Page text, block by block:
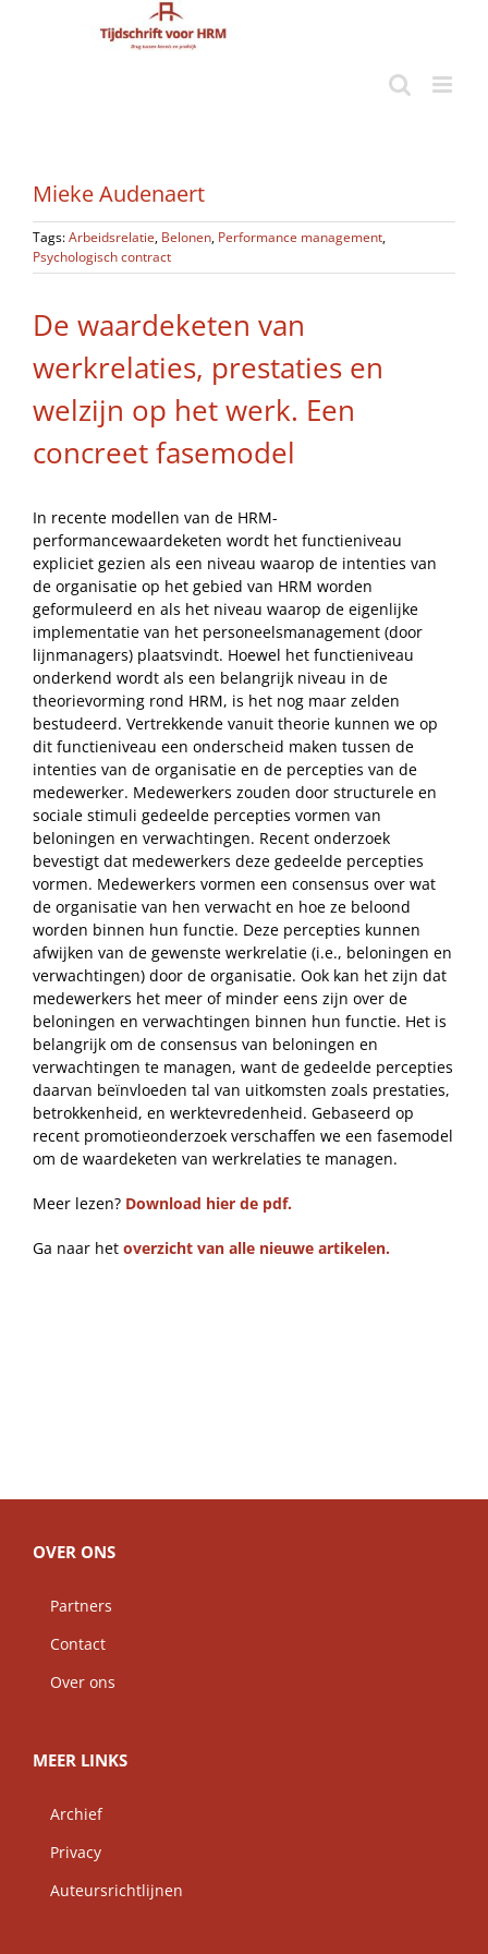
Mieke Audenaert
Tags:Arbeidsrelatie, Belonen, Performance management,
Psychologisch contract
De waardeketen van
werkrelaties, prestaties en
welzijn op het werk. Een
concreet fasemodel
In recente modellen van de HRM-
performancewaardeketen wordt het functieniveau
expliciet gezien als een niveau waarop de intenties van
de organisatie op het gebied van HRM worden
geformuleerd en als het niveau waarop de eigenlijke
implementatie van het personeelsmanagement (door
lijnmanagers) plaatsvindt. Hoewel het functieniveau
onderkend wordt als een belangrijk niveau in de
theorievorming rond HRM, is het nog maar zelden
bestudeerd. Vertrekkende vanuit theorie kunnen we op
dit functieniveau een onderscheid maken tussen de
intenties van de organisatie en de percepties van de
medewerker. Medewerkers zouden door structurele en
sociale stimuli gedeelde percepties vormen van
beloningen en verwachtingen. Recent onderzoek
bevestigt dat medewerkers deze gedeelde percepties
vormen. Medewerkers vormen een consensus over wat
de organisatie van hen verwacht en hoe ze beloond
worden binnen hun functie. Deze percepties kunnen
afwijken van de gewenste werkrelatie (i.e., beloningen en
verwachtingen) door de organisatie. Ook kan het zijn dat
medewerkers het meer of minder eens zijn over de
beloningen en verwachtingen binnen hun functie. Het is
belangrijk om de consensus van beloningen en
verwachtingen te managen, want de gedeelde percepties
daarvan beïnvloeden tal van uitkomsten zoals prestaties,
betrokkenheid, en werktevredenheid. Gebaseerd op
recent promotieonderzoek verschaffen we een fasemodel
om de waardeketen van werkrelaties te managen.
Meer lezen? Download hier de pdf.
Ga naar het overzicht van alle nieuwe artikelen.
OVER ONS
Partners
Contact
Over ons
MEER LINKS
Archief
Privacy
Auteursrichtlijnen